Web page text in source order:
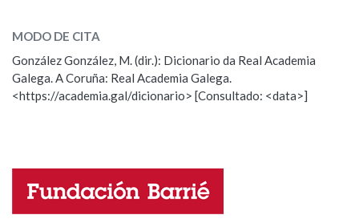
Pertence a
ESCOLLE UNHA OPCIÓN:
Observación Hai un erro na palabra
Propoño mellorar a definición
Nome
MODO DE CITA
González González, M. (dir.): Dicionario da Real Academia
Galega. A Coruña: Real Academia Galega.
<https://academia.gal/dicionario> [Consultado: <data>]